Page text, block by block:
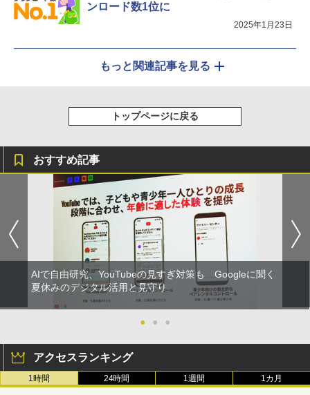
ンロード数1位に
2025年1月23日
もっと関連記事を見る
トップページに戻る
おすすめ記事
AIで自由研究、YouTubeの見すぎ対策も Googleに聞く
夏休みのデジタル活用と見守り
● ● ●
アクセスランキング
1時間 24時間 1週間 1カ月